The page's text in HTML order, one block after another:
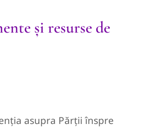
și resurse de
asupra Părții înspre